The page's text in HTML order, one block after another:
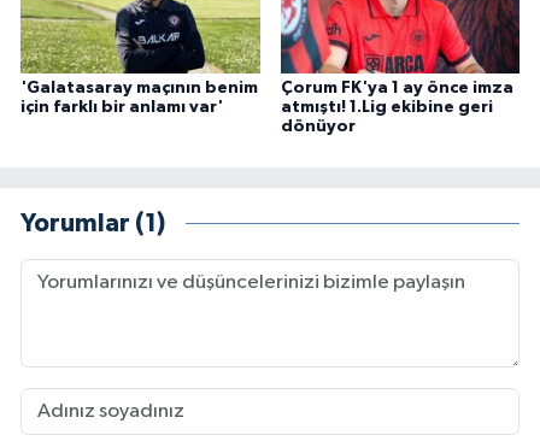
'Galatasaray maçının benim
için farklı bir anlamı var'
Çorum FK'ya 1 ay önce imza
atmıştı! 1.Lig ekibine geri
dönüyor
Yorumlar (1)